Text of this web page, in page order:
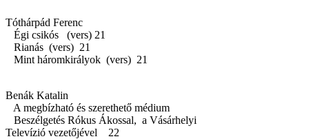
Tóthárpád Ferenc
Égi csikós (vers) 21
Rianás (vers) 21
Mint háromkirályok (vers) 21
Benák Katalin
A megbízható és szerethető médium
Beszélgetés Rókus Ákossal, a Vásárhelyi
Televízió vezetőjével 22